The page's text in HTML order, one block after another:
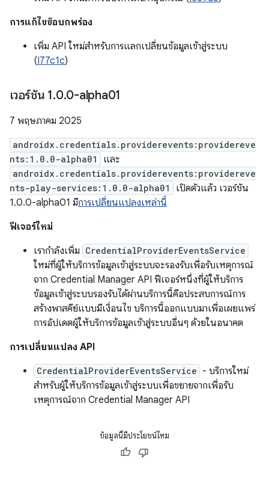
การแก้ไขข้อบกพร่อง
เพิ่ม API ใหม่สำหรับการแลกเปลี่ยนข้อมูลเข้าสู่ระบบ
(I77c1c)
เวอร์ชัน 1.0.0-alpha01
7 พฤษภาคม 2025
androidx.credentials.providerevents:providereve
nts:1.0.0-alpha01
และ
androidx.credentials.providerevents:providereve
nts-play-services:1.0.0-alpha01
เปิดตัวแล้ว เวอร์ชัน
1.0.0-alpha01 มีการเปลี่ยนแปลงเหล่านี้
ฟีเจอร์ใหม่
เรากำลังเพิ่ม CredentialProviderEventsService
ใหม่ที่ผู้ให้บริการข้อมูลเข้าสู่ระบบจะรองรับเพื่อรับเหตุการณ์
จาก Credential Manager API ฟีเจอร์หนึ่งที่ผู้ให้บริการ
ข้อมูลเข้าสู่ระบบรองรับได้ผ่านบริการนี้คือประสบการณ์การ
สร้างพาสคีย์แบบมีเงื่อนไข บริการนี้ออกแบบมาเพื่อเผยแพร่
การอัปเดตผู้ให้บริการข้อมูลเข้าสู่ระบบอื่นๆ ด้วยในอนาคต
การเปลี่ยนแปลง API
CredentialProviderEventsService - บริการใหม่
สำหรับผู้ให้บริการข้อมูลเข้าสู่ระบบเพื่อขยายจากเพื่อรับ
เหตุการณ์จาก Credential Manager API
ข้อมูลนี้มีประโยชน์ไหม